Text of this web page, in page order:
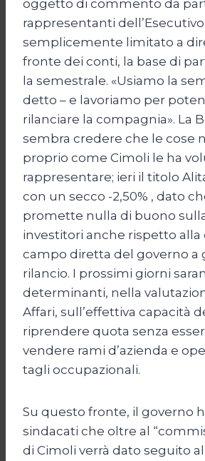
oggetto di commento da
rappresentanti
semplicemente limitato a
fronte dei conti, la base di
la semestrale. «Usiamo la
detto – e lavoriamo per
rilanciare la compagnia». La
sembra credere che le cose
proprio come Cimoli le ha
rappresentare; ieri il titolo
con un secco -2,50% , dato
promette nulla di buono
investitori anche rispetto alla
campo diretta del governo a
rilancio. I prossimi giorni
determinanti, nella
Affari, sull’effettiva capacità
riprendere quota senza
vendere rami d’azienda e
tagli occupazionali.
Su questo fronte, il governo
sindacati che oltre al
di Cimoli verrà dato seguito